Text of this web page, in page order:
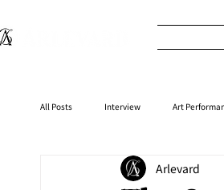
All Posts Interview Art
⁠⁠Product Anime
Arlevard